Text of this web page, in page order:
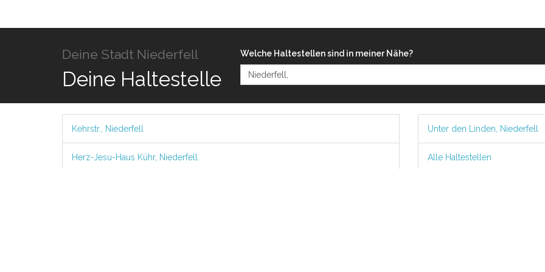
Deine Stadt Niederfell
Deine Haltestelle
Welche Haltestellen sind in meiner Nähe?
Kehrstr., Niederfell
Herz-Jesu-Haus Kühr, Niederfell
Unter den Linden, Niederfell
Alle Haltestellen